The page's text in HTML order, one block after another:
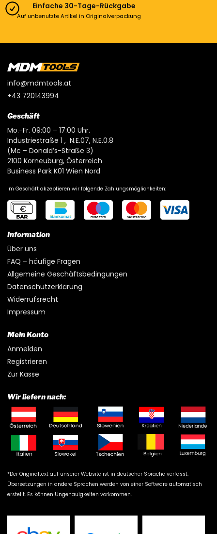
Einfache 30-Tage-Rückgabe
Auf unbenutzte Artikel in Originalverpackung
info@mdmtools.at
+43 720143994
Geschäft
Mo.-Fr. 09:00 – 17:00 Uhr.
Industriestraße 1 , N.E.07, N.E.0.8
(Mc – Donald’s-Straße 3)
2100 Korneuburg, Österreich
Business Park K01 Wien Nord
Im Geschäft akzeptieren wir folgende Zahlungsmöglichkeiten:
Information
Über uns
FAQ – häufige Fragen
Allgemeine Geschäftsbedingungen
Datenschutzerklärung
Widerrufsrecht
Impressum
Mein Konto
Anmelden
Registrieren
Zur Kasse
Wir liefern nach:
*Der Originaltext auf unserer Website ist in deutscher Sprache verfasst.
Übersetzungen in andere Sprachen werden von einer Software automatisch
erstellt. Es können Ungenauigkeiten vorkommen.